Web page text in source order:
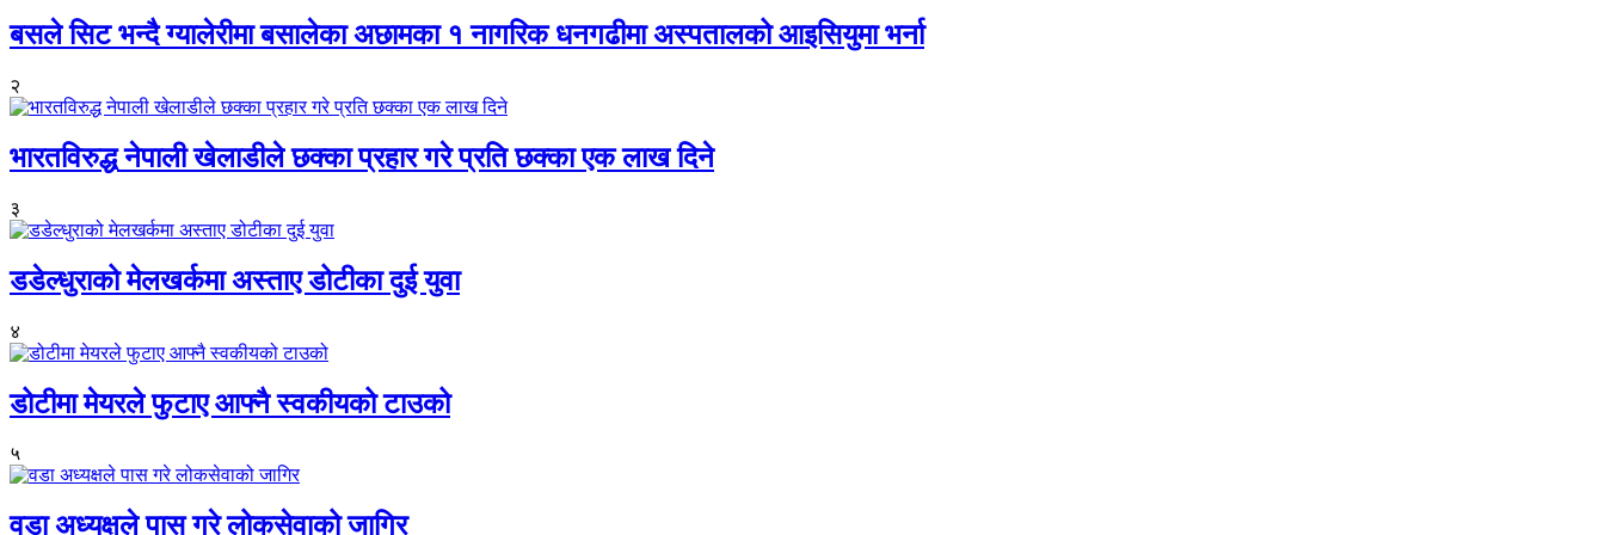
बसले सिट भन्दै ग्यालेरीमा बसालेका अछामका १ नागरिक धनगढीमा अस्पतालको आइसियुमा भर्ना
२
भारतविरुद्ध नेपाली खेलाडीले छक्का प्रहार गरे प्रति छक्का एक लाख दिने
३
डडेल्धुराको मेलखर्कमा अस्ताए डोटीका दुई युवा
४
डोटीमा मेयरले फुटाए आफ्नै स्वकीयको टाउको
५
वडा अध्यक्षले पास गरे लोकसेवाको जागिर